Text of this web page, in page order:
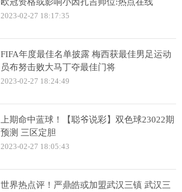
2023-02-27 18:17:35
FIFA年度最佳名单披露 梅西获最佳男足运动
员布努击败大马丁夺最佳门将
2023-02-27 18:24:49
上期命中蓝球！【聪爷说彩】双色球23022期
预测 三区定胆
2023-02-27 18:05:43
世界热点评！严鼎皓或加盟武汉三镇 武汉三